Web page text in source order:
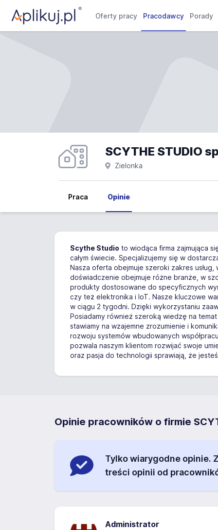
Oferty pracy Pracodawcy Porady
SCYTHE STUDIO
Zielonka
Praca Opinie
Scythe Studio to wiodąca firma zajmująca
całym świecie. Specjalizujemy się w
Nasza oferta obejmuje szeroki zakres usług,
doświadczenie obejmuje różne branże, w
produkty dostosowane do specyficznych
czy też elektronika i IoT. Nasze kluczowe
w ciągu 2 tygodni. Dzięki wykorzystaniu
Posiadamy również szeroką wiedzę na
stawiamy na wzajemne zrozumienie i
rozwoju systemów wbudowanych
pozwala naszym klientom rozwijać swoje
oraz pasja do technologii sprawiają, że
Opinie pracowników o firmie
Tylko wiarygodne opinie.
treści opinii od
Administrator